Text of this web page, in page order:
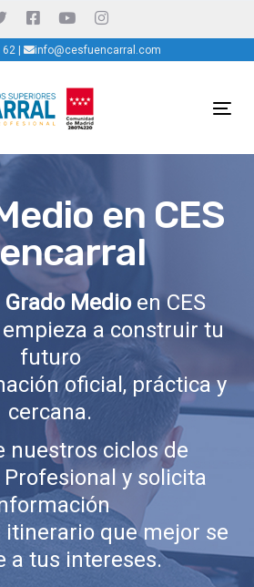
62 info@cesfuencarral.com
en CES
Grado Medioen CES
a construir tu
futuro
oficial, práctica y
cercana.
nuestros ciclos de
y solicita
itinerario que mejor se
a tus intereses.